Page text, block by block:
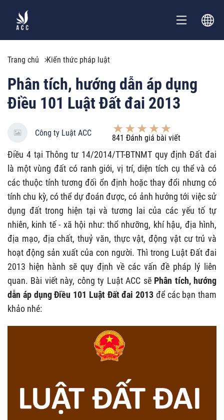
Trang chủ Kiến thức pháp luật
Phân tích, hướng dẫn áp dụng
Điều 101 Luật Đất đai 2013
Công ty Luật ACC
841 Đánh giá bài viết
Điều 4 tại Thông tư 14/2014/TT-BTNMT quy định Đất đai
là một vùng đất có ranh giới, vị trí, diện tích cụ thể và có
các thuộc tính tương đối ổn định hoặc thay đổi nhưng có
tính chu kỳ, có thể dự đoán được, có ảnh hưởng tới việc sử
dụng đất trong hiện tại và tương lai của các yếu tố tự
nhiên, kinh tế - xã hội như: thổ nhưỡng, khí hậu, địa hình,
địa mạo, địa chất, thuỷ văn, thực vật, động vật cư trú và
hoạt động sản xuất của con người. Thì trong Luật Đất đai
2013 hiện hành sẽ quy định về các vấn đề pháp lý liên
quan. Bài viết này, công ty Luật ACC sẽ Phân tích, hướng
dẫn áp dụng Điều 101 Luật Đất đai 2013 để các bạn tham
khảo nhé: